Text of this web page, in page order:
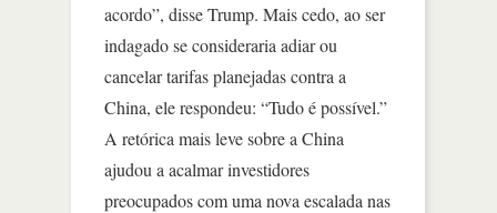
acordo”, disse Trump. Mais cedo, ao ser
indagado se consideraria adiar ou
cancelar tarifas planejadas contra a
China, ele respondeu: “Tudo é possível.”
A retórica mais leve sobre a China
ajudou a acalmar investidores
preocupados com uma nova escalada nas